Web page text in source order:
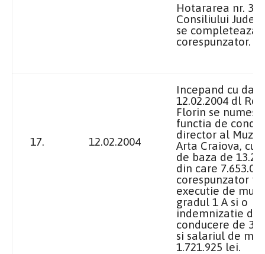
Hotararea nr. 3/
Consiliului
se completeaza
corespunzator.
17. 12.02.2004
Incepand cu
12.02.2004 dl
Florin se
functia de
director al
Arta Craiova, cu
de baza de
din care
corespunzator
executie de
gradul 1 A si o
indemnizatie de
conducere de
si salariul de
1.721.925 lei.